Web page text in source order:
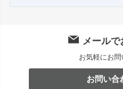
メール
お気軽にお問
お問い合